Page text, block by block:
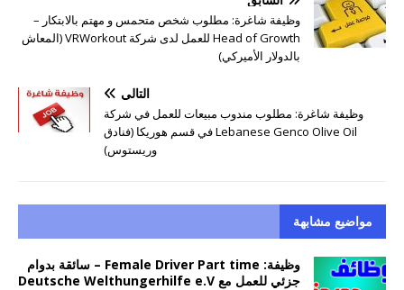
وظيفة شاغرة: مطلوب شخص متحمس و مهتم بالابتكار –
Head of Growth للعمل لدى شركة VRWorkout (المعاش
بالدولار الأميركي)
التالي
وظيفة شاغرة: مطلوب مندوب مبيعات للعمل في شركة
Lebanese Genco Olive Oil في قسم هوريكا (فنادق
وريستوس)
مواضيع مشابهة
وظيفة: Female Driver Part time – سائقة بدوام
جزئي للعمل مع Deutsche Welthungerhilfe e.V